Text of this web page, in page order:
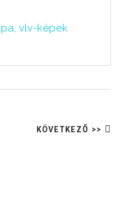
vlv-képek
KÖVETKEZŐ >>